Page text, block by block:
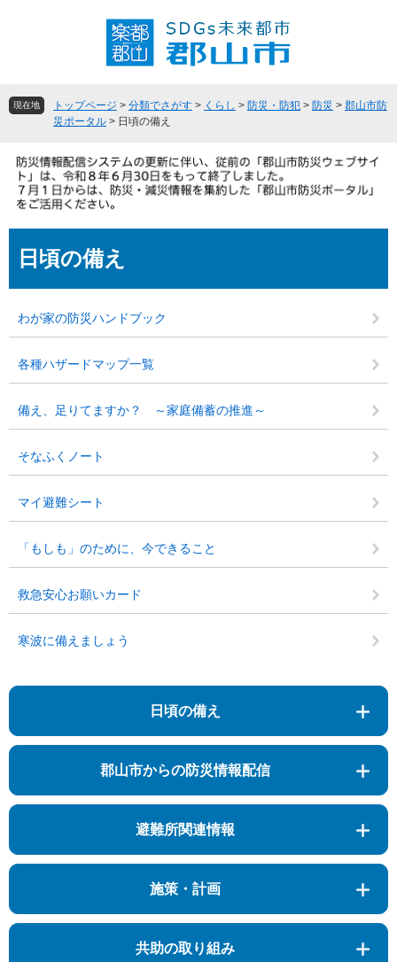
頭
飛現在地 トップページ > 分類でさがす > くらし > 防災・防犯 > 防災 > 郡山市防
災ポータル > 日頃の備え
日頃の備え
わが家の防災ハンドブック
各種ハザードマップ一覧
備え、足りてますか？ ～家庭備蓄の推進～
そなふくノート
マイ避難シート
「もしも」のために、今できること
救急安心お願いカード
寒波に備えましょう
日頃の備え
郡山市からの防災情報配信
避難所関連情報
施策・計画
共助の取り組み